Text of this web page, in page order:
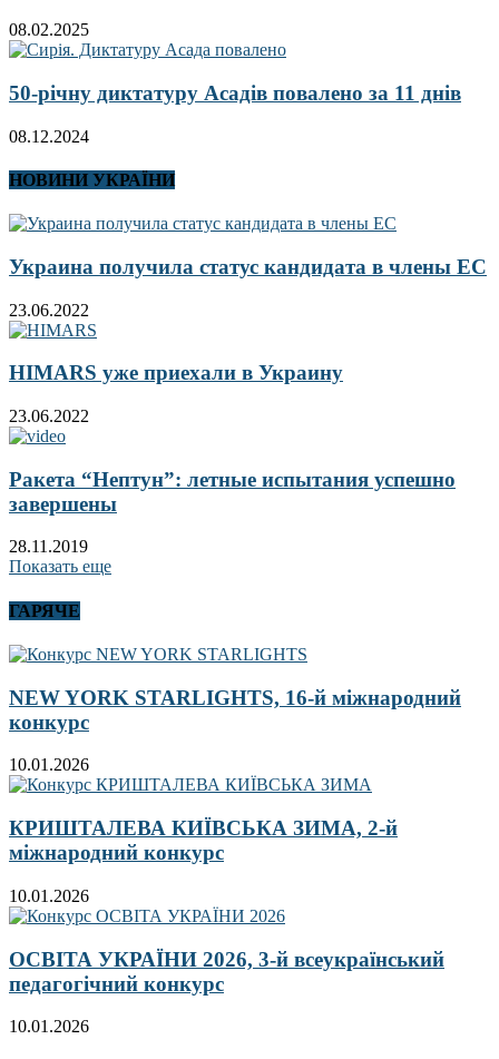
08.02.2025
50-річну диктатуру Асадів повалено за 11 днів
08.12.2024
НОВИНИ УКРАЇНИ
Украина получила статус кандидата в члены ЕС
23.06.2022
HIMARS уже приехали в Украину
23.06.2022
Ракета “Нептун”: летные испытания успешно
завершены
28.11.2019
Показать еще
ГАРЯЧЕ
NEW YORK STARLIGHTS, 16-й міжнародний
конкурс
10.01.2026
КРИШТАЛЕВА КИЇВСЬКА ЗИМА, 2-й
міжнародний конкурс
10.01.2026
ОСВІТА УКРАЇНИ 2026, 3-й всеукраїнський
педагогічний конкурс
10.01.2026